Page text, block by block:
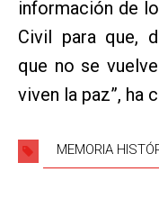
información de
Civil para que,
que no se
viven la paz”, ha
MEMORIA